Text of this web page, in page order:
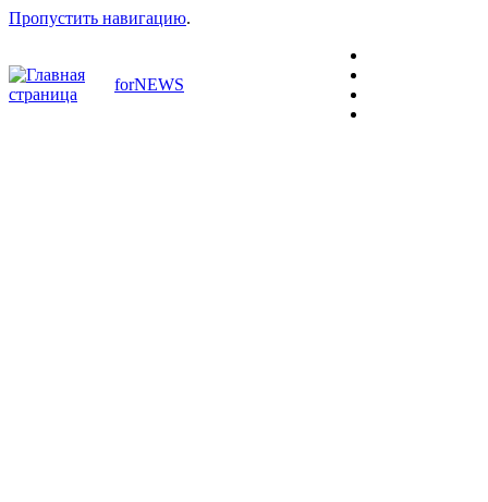
Пропустить навигацию.
forNEWS